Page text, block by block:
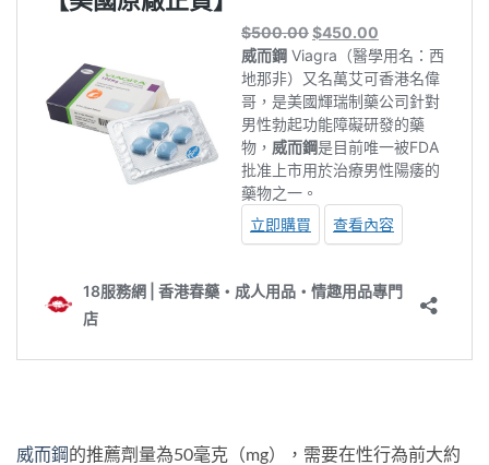
威而鋼的推薦劑量為50毫克（mg），需要在性行為前大約